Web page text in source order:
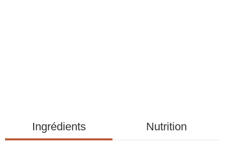
Ingrédients Nutrition